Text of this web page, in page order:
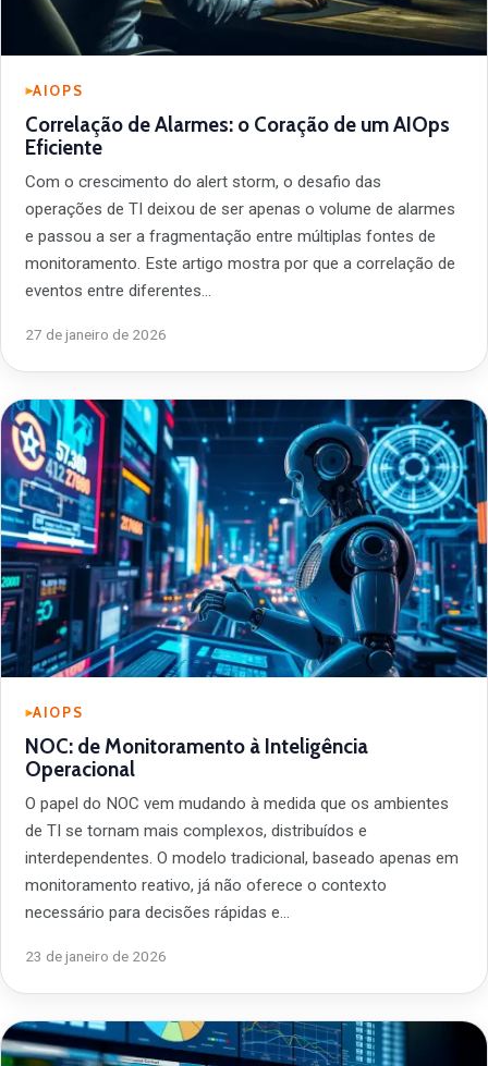
AIOPS
Correlação de Alarmes: o Coração de um AIOps
Eficiente
Com o crescimento do alert storm, o desafio das
operações de TI deixou de ser apenas o volume de alarmes
e passou a ser a fragmentação entre múltiplas fontes de
monitoramento. Este artigo mostra por que a correlação de
eventos entre diferentes…
27 de janeiro de 2026
AIOPS
NOC: de Monitoramento à Inteligência
Operacional
O papel do NOC vem mudando à medida que os ambientes
de TI se tornam mais complexos, distribuídos e
interdependentes. O modelo tradicional, baseado apenas em
monitoramento reativo, já não oferece o contexto
necessário para decisões rápidas e…
23 de janeiro de 2026